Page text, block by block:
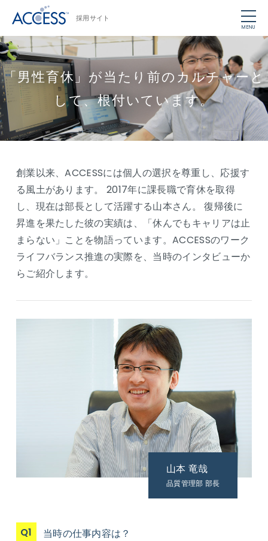
採用サイト
MENU
「男性育休」が当たり前のカルチャーと
して、根付いています。
創業以来、ACCESSには個人の選択を尊重し、応援す
る風土があります。 2017年に課長職で育休を取得
し、現在は部長として活躍する山本さん。 復帰後に
昇進を果たした彼の実績は、「休んでもキャリアは止
まらない」ことを物語っています。ACCESSのワーク
ライフバランス推進の実際を、当時のインタビューか
らご紹介します。
山本 竜哉
品質管理部 部長
Q1 当時の仕事内容は？